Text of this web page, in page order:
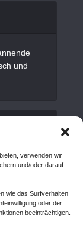
verwenden wir
und/oder darauf
wie das Surfverhalten
oder der
beeinträchtigen.
und